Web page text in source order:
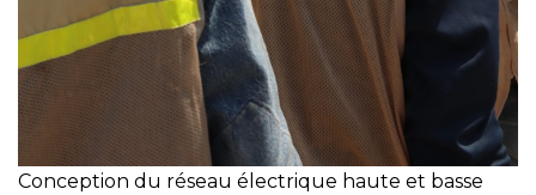
Conception du réseau électrique haute et basse